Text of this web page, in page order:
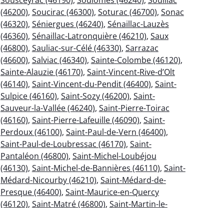
(46200), Soucirac (46300), Soturac (46700), Sonac
(46320), Séniergues (46240), Sénaillac-Lauzès
(46360), Sénaillac-Latronquière (46210), Saux
(46800), Sauliac-sur-Célé (46330), Sarrazac
(46600), Salviac (46340), Sainte-Colombe (46120),
Sainte-Alauzie (46170), Saint-Vincent-Rive-d’Olt
(46140), Saint-Vincent-du-Pendit (46400), Saint-
Sulpice (46160), Saint-Sozy (46200), Saint-
Sauveur-la-Vallée (46240), Saint-Pierre-Toirac
(46160), Saint-Pierre-Lafeuille (46090), Saint-
Perdoux (46100), Saint-Paul-de-Vern (46400),
Saint-Paul-de-Loubressac (46170), Saint-
Pantaléon (46800), Saint-Michel-Loubéjou
(46130), Saint-Michel-de-Bannières (46110), Saint-
Médard-Nicourby (46210), Saint-Médard-de-
Presque (46400), Saint-Maurice-en-Quercy
(46120), Saint-Matré (46800), Saint-Martin-le-